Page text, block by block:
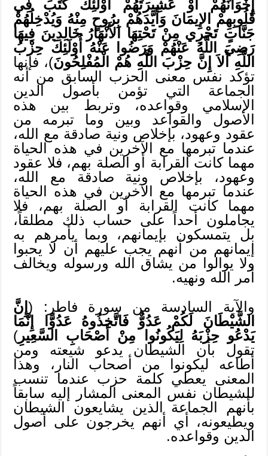
إِخْوَانَهُمْ أَوْ عَشِيرَتَهُمْ أُوْلَئِكَ كَتَبَ فِي
قُلُوبِهِمْ الإِيمَانَ وَأَيَّدَهُمْ بِرُوحٍ مِنْهُ وَيُدْخِلُهُمْ
جَنَّاتٍ تَجْرِي مِنْ تَحْتِهَا الأَنْهَارُ خَالِدِينَ فِيهَا
رَضِيَ اللَّهُ عَنْهُمْ وَرَضُوا عَنْهُ أُوْلَئِكَ حِزْبُ
اللَّهِ أَلاَ إِنَّ حِزْبَ اللَّهِ هُمْ الْمُفْلِحُونَ)، فإنها
تؤكد نفس معنى الحزب السابق من أنه
الجماعة التي تؤمن بأصول الدين
الإسلامي وقواعده، وتربط بين هذه
الأصول والقواعد وبين وما تبرمه من
عقود وعهود، بإخلاص ونية صادقة مع الله،
عندما تبرمها مع الآخرين في هذه الحياة
مهما كانت القرابة أو الصلة بهم، فلا عقود
وعهود، بإخلاص ونية صادقة مع الله،
عندما تبرمها مع الآخرين في هذه الحياة
مهما كانت القرابة أو الصلة بهم، فلا
يجاملون أحداً على حساب ذلك مطلقاً،
بل يتمسكون بإيمانهم، وبما يأمرهم به
إيمانهم من أنهم يجب عليهم أن لا يحبوا
ولا يوالوا من يشاق الله ورسوله ويخالف
أمر الله ونهيه.
والآية السادسة من سورة فاطر: (إِنَّ
الشَّيْطَانَ لَكُمْ عَدُوٌّ فَاتَّخِذُوهُ عَدُوًّا إِنَّمَا
يَدْعُو حِزْبَهُ لِيَكُونُوا مِنْ أَصْحَابِ السَّعِيرِ )
تقول بأن الشيطان يدعو شيعته ومن
أطاعه ليكونوا من أصحاب النار، وهذا
المعنى يعطي كلمة حزب عندما تنسب
للشيطان نفس المعنى المشار إليه سابقاً
بأنهم الجماعة الذين يشايعون الشيطان
ويطيعونه، أي أنهم يخرجون على أصول
الدين وقواعده.